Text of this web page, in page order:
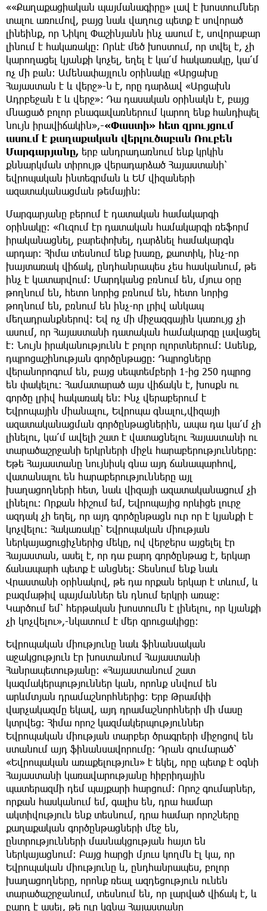
««Քաղաքացիական պայմանագիրը» լավ է խոստումներ
տալու առումով, բայց նաև վաղուց պետք է սովորած
լինեինք, որ Նիկոլ Փաշինյանն ինչ ասում է, սովորաբար
լինում է հակառակը։ Որևէ մեծ խոստում, որ տվել է, չի
կարողացել կյանքի կոչել, եղել է կա՛մ հակառակը, կա՛մ
ոչ մի բան։ Ամենափայլուն օրինակը «Արցախը
Հայաստան է և վերջ»-ն է, որը դարձավ «Արցախն
Ադրբեջան է և վերջ»։ Դա դասական օրինակն է, բայց
մնացած բոլոր բնագավառներում կարող ենք հանդիպել
նույն իրավիճակին», -«Փաստի» հետ զրույցում
ասում է քաղաքական վերլուծաբան Ռուբեն
Մարգարյանը, երբ անդրադառնում ենք կրկին
քննարկման տիրույթ վերադարձած Հայաստանի՝
եվրոպական ինտեգրման և ԵՄ վիզաների
ազատականացման թեմային։
Մարգարյանը բերում է դատական համակարգի
օրինակը։ «Ուզում էր դատական համակարգի ռեֆորմ
իրականացնել, բարեփոխել, դարձնել համակարգն
արդար։ Հիմա տեսնում ենք խառը, քաոտիկ, ինչ-որ
խայտառակ վիճակ, ընդհանրապես չես հասկանում, թե
ինչ է կատարվում։ Մարդկանց բռնում են, մյուս օրը
թողնում են, հետո նորից բռնում են, հետո նորից
թողնում են, բռնում են ինչ-որ լրիվ անկապ
մեղադրանքներով։ Եվ ոչ մի միջազգային կառույց չի
ասում, որ Հայաստանի դատական համակարգը լավացել
է։ Նույն իրականությունն է բոլոր ոլորտներում։ Ասենք,
դպրոցաշինության գործընթացը։ Դպրոցները
վերանորոգում են, բայց սեպտեմբերի 1-ից 250 դպրոց
են փակելու։ Համատարած այս վիճակն է, խոսքն ու
գործը լրիվ հակառակ են։ Ինչ վերաբերում է
Եվրոպային միանալու, Եվրոպա գնալու,վիզայի
ազատականացման գործընթացներին, ապա դա կա՛մ չի
լինելու, կա՛մ ավելի շատ է վատացնելու Հայաստանի ու
տարածաշրջանի երկրների միջև հարաբերությունները։
Եթե Հայաստանը նույնիսկ գնա այդ ճանապարհով,
վատանալու են հարաբերությունները այլ
խաղացողների հետ, նաև վիզայի ազատականացում չի
լինելու։ Որքան հիշում եմ, Եվրոպայից որևիցե լուրջ
ազդակ չի եղել, որ այդ գործընթացն ուր որ է կյանքի է
կոչվելու։ Հակառակը՝ Եվրոպական միության
ներկայացուցիչներից մեկը, ով վերջերս այցելել էր
Հայաստան, ասել է, որ դա բարդ գործընթաց է, երկար
ճանապարհ պետք է անցնել։ Տեսնում ենք նաև
Վրաստանի օրինակով, թե դա որքան երկար է տևում, և
բազմաթիվ պայմաններ են դնում երկրի առաջ։
Կարծում եմ՝ հերթական խոստումն է լինելու, որ կյանքի
չի կոչվելու»,-նկատում է մեր զրուցակիցը։
Եվրոպական միությունը նաև ֆինանսական
աջակցություն էր խոստանում Հայաստանի
Հանրապետությանը։ «Հայաստանում շատ
կազմակերպություններ կան, որոնք սնվում են
արևմտյան դրամաշնորհներից։ Երբ Թրամփի
վարչակազմը եկավ, այդ դրամաշնորհների մի մասը
կտրվեց։ Հիմա որոշ կազմակերպություններ
Եվրոպական միության տարբեր ծրագրերի միջոցով են
ստանում այդ ֆինանսավորումը։ Դրան գումարած՝
«Եվրոպական առաքելություն» է եկել, որը պետք է օգնի
Հայաստանի կառավարությանը հիբրիդային
պատերազմի դեմ պայքարի հարցում։ Որոշ գումարներ,
որքան հասկանում եմ, գալիս են, դրա համար
ակտիվություն ենք տեսնում, դրա համար որոշները
քաղաքական գործընթացների մեջ են,
ընտրությունների մասնակցության հայտ են
ներկայացնում։ Բայց հարցի մյուս կողմն էլ կա, որ
Եվրոպական միությունը և, ընդհանրապես, բոլոր
խաղացողները, որոնք ռեալ ազդեցություն ունեն
տարածաշրջանում, տեսնում են, որ լարված վիճակ է, և
բարդ է ասել, թե ուր կգնա Հայաստանը